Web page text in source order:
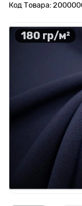
Код Товара:
180 гр/м²